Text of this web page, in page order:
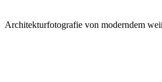
Architekturfotografie von moderndem